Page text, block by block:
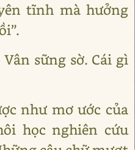
tĩnh mà hưởng
sững sờ. Cái gì
như mơ ước của
học nghiên cứu